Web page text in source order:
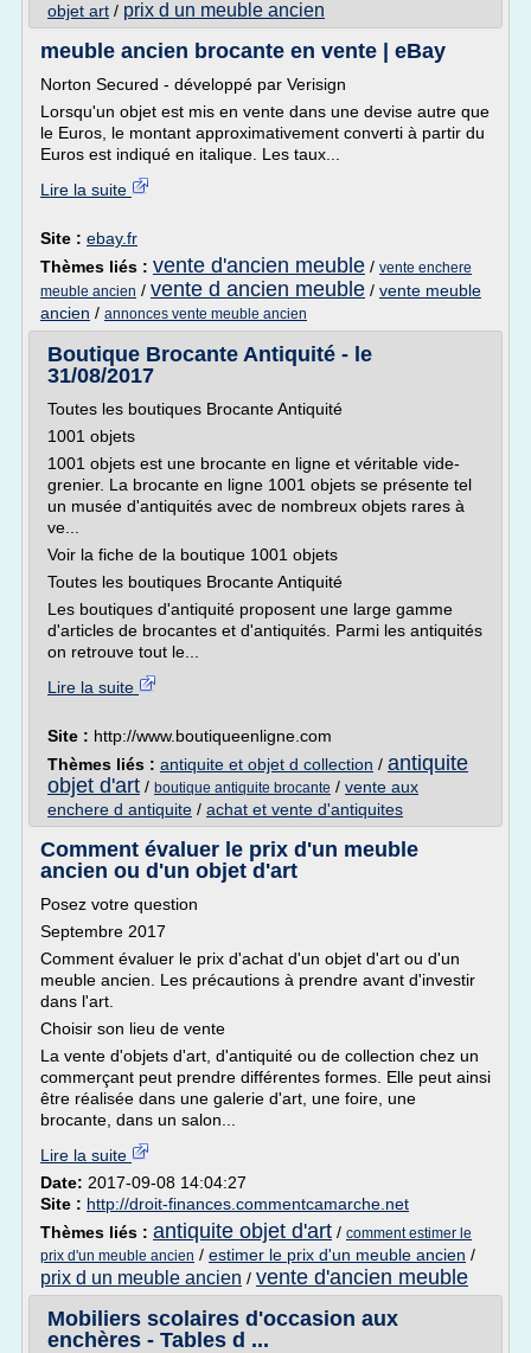
objet art / prix d un meuble ancien
meuble ancien brocante en vente | eBay
Norton Secured - développé par Verisign
Lorsqu'un objet est mis en vente dans une devise autre que
le Euros, le montant approximativement converti à partir du
Euros est indiqué en italique. Les taux...
Lire la suite
Site : ebay.fr
Thèmes liés : vente d'ancien meuble / vente enchere
meuble ancien / vente d ancien meuble / vente meuble
ancien / annonces vente meuble ancien
Boutique Brocante Antiquité - le
31/08/2017
Toutes les boutiques Brocante Antiquité
1001 objets
1001 objets est une brocante en ligne et véritable vide-
grenier. La brocante en ligne 1001 objets se présente tel
un musée d'antiquités avec de nombreux objets rares à
ve...
Voir la fiche de la boutique 1001 objets
Toutes les boutiques Brocante Antiquité
Les boutiques d'antiquité proposent une large gamme
d'articles de brocantes et d'antiquités. Parmi les antiquités
on retrouve tout le...
Lire la suite
Site : http://www.boutiqueenligne.com
Thèmes liés : antiquite et objet d collection / antiquite
objet d'art / boutique antiquite brocante / vente aux
enchere d antiquite / achat et vente d'antiquites
Comment évaluer le prix d'un meuble
ancien ou d'un objet d'art
Posez votre question
Septembre 2017
Comment évaluer le prix d'achat d'un objet d'art ou d'un
meuble ancien. Les précautions à prendre avant d'investir
dans l'art.
Choisir son lieu de vente
La vente d'objets d'art, d'antiquité ou de collection chez un
commerçant peut prendre différentes formes. Elle peut ainsi
être réalisée dans une galerie d'art, une foire, une
brocante, dans un salon...
Lire la suite
Date: 2017-09-08 14:04:27
Site : http://droit-finances.commentcamarche.net
Thèmes liés : antiquite objet d'art / comment estimer le
prix d'un meuble ancien / estimer le prix d'un meuble ancien /
prix d un meuble ancien / vente d'ancien meuble
Mobiliers scolaires d'occasion aux
enchères - Tables d ...